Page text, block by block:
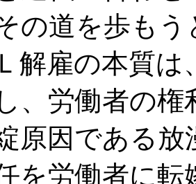
の道を歩も
解雇の本質は
、労働者の
原因である
を労働者に